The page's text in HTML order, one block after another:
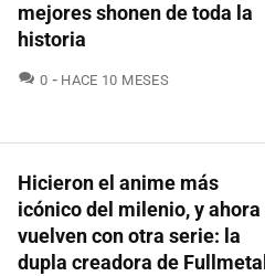
mejores shonen de toda la
historia
0 COMENTARIOS
HACE 10 MESES
Hicieron el anime más
icónico del milenio, y ahora
vuelven con otra serie: la
dupla creadora de Fullmetal